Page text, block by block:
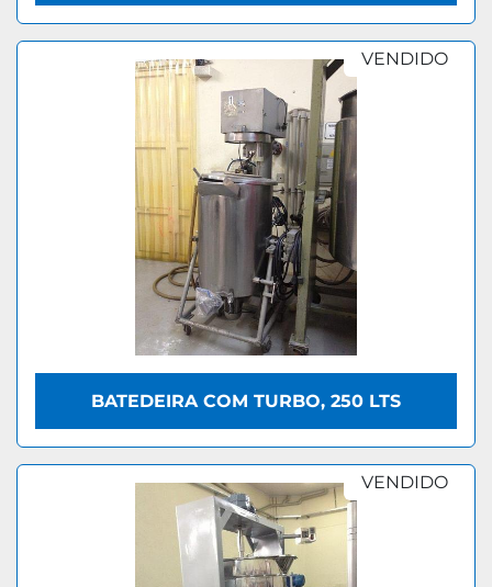
VENDIDO
BATEDEIRA COM TURBO, 250 LTS
VENDIDO